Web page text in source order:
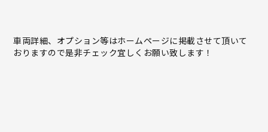
車両詳細、オプション等はホームページに掲載させて頂いて
おりますので是非チェック宜しくお願い致します！